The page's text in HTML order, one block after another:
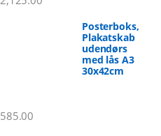
Posterboks,
Plakatskab
udendørs
med lås A3
30x42cm
585.00